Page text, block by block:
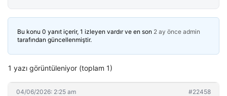
Bu konu 0 yanıt içerir, 1 izleyen vardır ve en son 2 ay önce admin
tarafından güncellenmiştir.
1 yazı görüntüleniyor (toplam 1)
04/06/2026: 2:25 am #22458